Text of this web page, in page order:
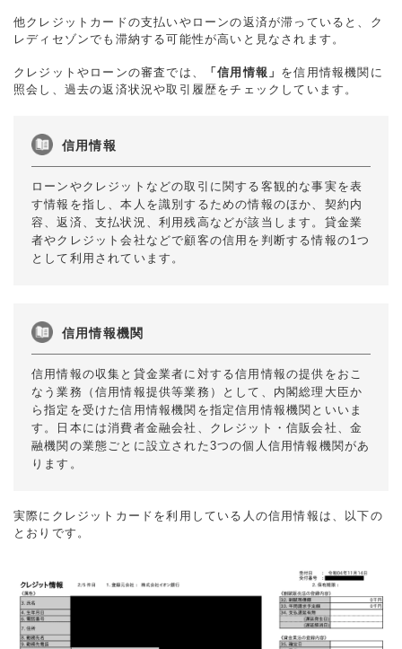
他クレジットカードの支払いやローンの返済が滞っていると、ク
レディセゾンでも滞納する可能性が高いと見なされます。
クレジットやローンの審査では、 「信用情報」 を信用情報機関に
照会し、過去の返済状況や取引履歴をチェックしています。
信用情報
ローンやクレジットなどの取引に関する客観的な事実を表
す情報を指し、本人を識別するための情報のほか、契約内
容、返済、支払状況、利用残高などが該当します。貸金業
者やクレジット会社などで顧客の信用を判断する情報の1つ
として利用されています。
信用情報機関
信用情報の収集と貸金業者に対する信用情報の提供をおこ
なう業務（信用情報提供等業務）として、内閣総理大臣か
ら指定を受けた信用情報機関を指定信用情報機関といいま
す。日本には消費者金融会社、クレジット・信販会社、金
融機関の業態ごとに設立された3つの個人信用情報機関があ
ります。
実際にクレジットカードを利用している人の信用情報は、以下の
とおりです。